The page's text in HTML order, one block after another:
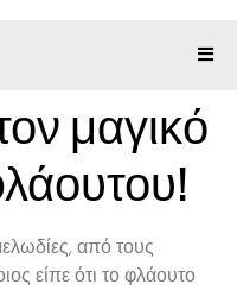
μαγικό
από τους
είπε ότι το φλάουτο